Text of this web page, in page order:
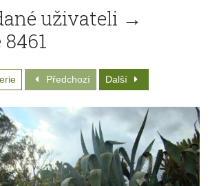
uživateli →
Předchozí Další